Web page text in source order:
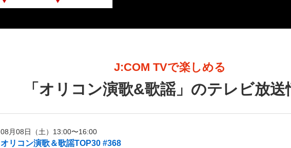
J:COM TVで楽しめる
「 オリコン演歌&歌謡」のテレビ放送
08月08日（土）13:00〜16:00
オリコン演歌＆歌謡TOP30 #368